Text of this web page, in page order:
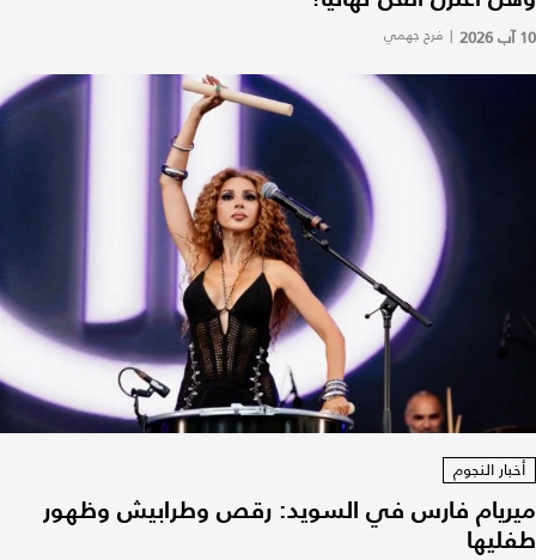
10 آب 2026 | فرح جهمي
أخبار النجوم
ميريام فارس في السويد: رقص وطرابيش وظهور
طفليها